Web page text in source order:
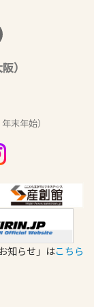
）
末年始）
知らせ」はこちら